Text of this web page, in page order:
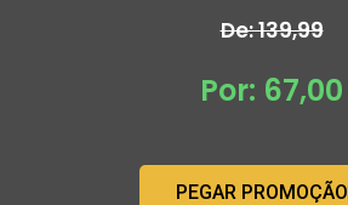
De: 139,99
Por: 67,00
PEGAR PROMOÇÃO